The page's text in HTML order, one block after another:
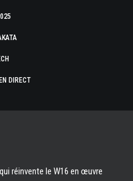
DIRECT
réinvente le W16 en œuvre